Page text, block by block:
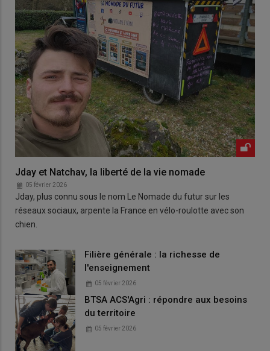
Jday et Natchav, la liberté de la vie nomade
05 février 2026
Jday, plus connu sous le nom Le Nomade du futur sur les
réseaux sociaux, arpente la France en vélo-roulotte avec son
chien.
Filière générale : la richesse de
l'enseignement
05 février 2026
BTSA ACS'Agri : répondre aux besoins
du territoire
05 février 2026